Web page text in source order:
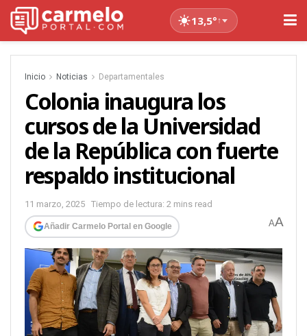
13,5°↑
Inicio Noticias Departamentales
Colonia inaugura los
cursos de la Universidad
de la República con fuerte
respaldo institucional
11 marzo, 2025 Tiempo de lectura: 2 mins read
Añadir Carmelo Portal en Google AA